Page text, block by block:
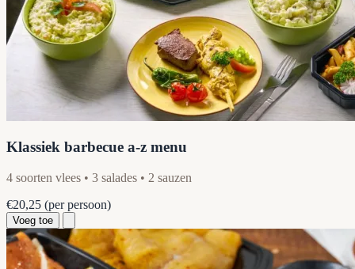
Klassiek barbecue a-z menu
4 soorten vlees • 3 salades • 2 sauzen
€20,25 (per persoon)
Voeg toe